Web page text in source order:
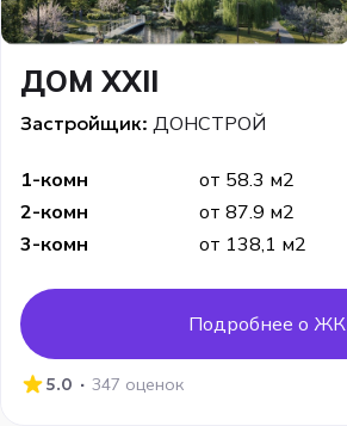
ДОМ XXII
Застройщик: ДОНСТРОЙ
1-комн от 58.3 м2
2-комн
от 87.9 м2
3-комн
от 138,1 м2
Подробнее о ЖК
5.0 · 347 оценок